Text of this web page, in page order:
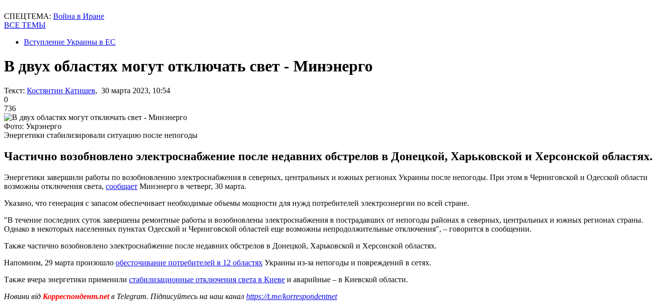
СПЕЦТЕМА: Война в Иране
ВСЕ ТЕМЫ
Вступление Украины в ЕС
В двух областях могут отключать свет - Минэнерго
Текст: Костянтин Катишев, 30 марта 2023, 10:54
0
736
Фото: Укрэнерго
Энергетики стабилизировали ситуацию после непогоды
Частично возобновлено электроснабжение после недавних обстрелов в Донецкой, Харьковской и Херсонской областях.
Энергетики завершили работы по возобновлению электроснабжения в северных, центральных и южных регионах Украины после непогоды. При этом в Черниговской и Одесской области
возможны отключения света, сообщает Минэнерго в четверг, 30 марта.
Указано, что генерация с запасом обеспечивает необходимые объемы мощности для нужд потребителей электроэнергии по всей стране.
"В течение последних суток завершены ремонтные работы и возобновлены электроснабжения в пострадавших от непогоды районах в северных, центральных и южных регионах страны.
Однако в некоторых населенных пунктах Одесской и Черниговской областей еще возможны непродолжительные отключения", – говорится в сообщении.
Также частично возобновлено электроснабжение после недавних обстрелов в Донецкой, Харьковской и Херсонской областях.
Напомним, 29 марта произошло обесточивание потребителей в 12 областях Украины из-за непогоды и повреждений в сетях.
Также вчера энергетики применили стабилизационные отключения света в Киеве и аварийные – в Киевской области.
Новини від Корреспондент.netв Telegram. Підписуйтесь на наш канал https://t.me/korrespondentnet